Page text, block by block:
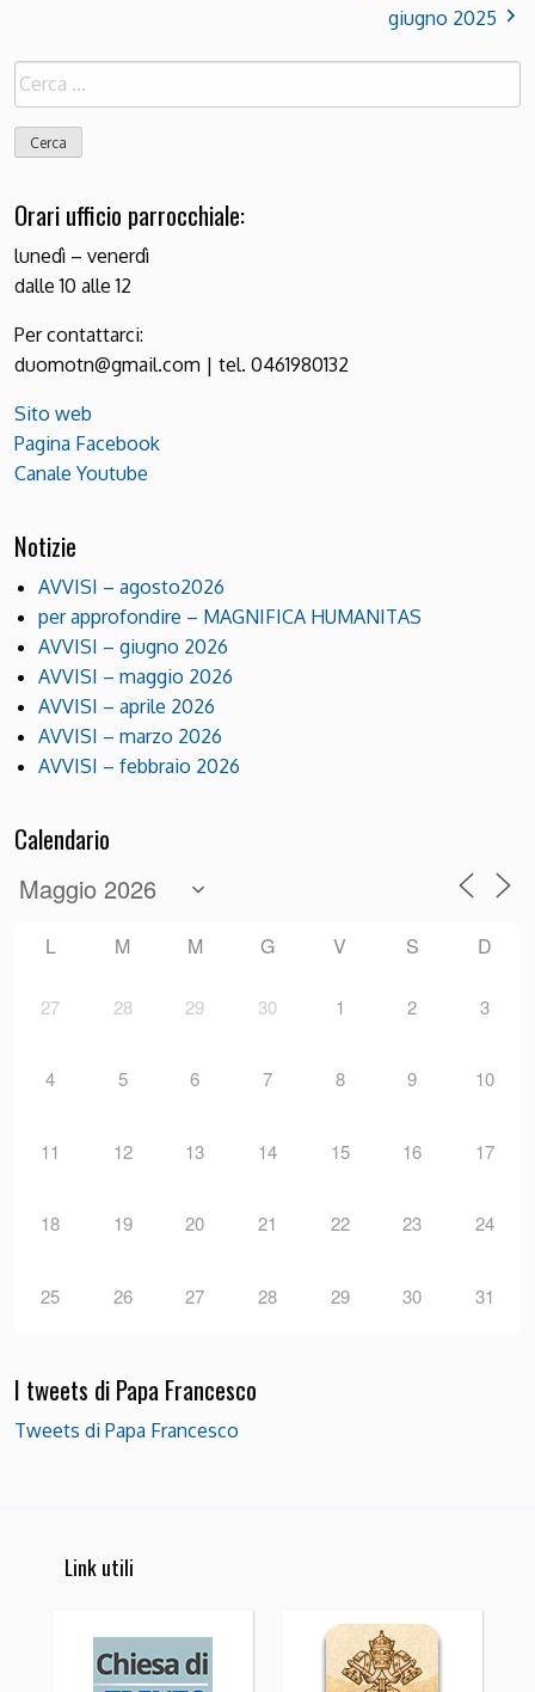
giugno 2025
Ricerca
per:
Orari ufficio parrocchiale:
lunedì – venerdì
dalle 10 alle 12
Per contattarci:
duomotn@gmail.com | tel. 0461980132
Sito web
Pagina Facebook
Canale Youtube
Notizie
AVVISI – agosto2026
per approfondire – MAGNIFICA HUMANITAS
AVVISI – giugno 2026
AVVISI – maggio 2026
AVVISI – aprile 2026
AVVISI – marzo 2026
AVVISI – febbraio 2026
Calendario
L M M G V S D
27 28 29 30 1 2 3
4 5 6 7 8 9 10
11 12 13 14 15 16 17
18 19 20 21 22 23 24
25 26 27 28 29 30 31
I tweets di Papa Francesco
Tweets di Papa Francesco
Link utili